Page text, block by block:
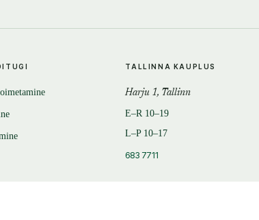
TALLINNA KAUPLUS
Harju 1, Tallinn
E–R 10–19
L–P 10–17
683 7711